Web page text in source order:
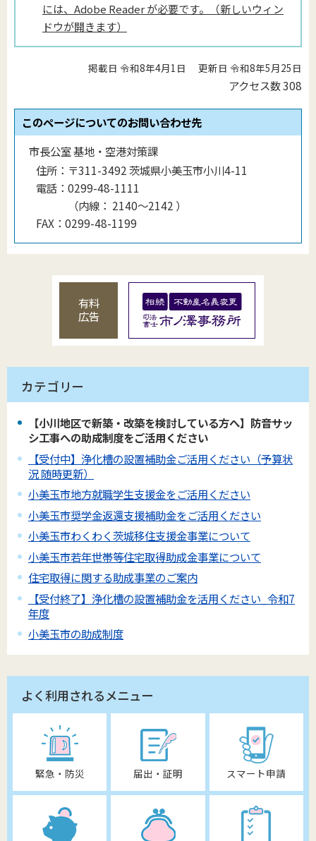
には、Adobe Reader が必要です。（新しいウィン
ドウが開きます）
掲載日 令和8年4月1日 更新日 令和8年5月25日
アクセス数308
このページについてのお問い合わせ先
市長公室 基地・空港対策課
住所： 〒311-3492 茨城県小美玉市小川4-11
電話： 0299-48-1111
（内線 ： 2140〜2142 ）
FAX： 0299-48-1199
有料
広告
カテゴリー
【小川地区で新築・改築を検討している方へ】防音サッ
シ工事への助成制度をご活用ください
【受付中】浄化槽の設置補助金ご活用ください（予算状
況 随時更新）
小美玉市地方就職学生支援金をご活用ください
小美玉市奨学金返還支援補助金をご活用ください
小美玉市わくわく茨城移住支援金事業について
小美玉市若年世帯等住宅取得助成金事業について
住宅取得に関する助成事業のご案内
【受付終了】浄化槽の設置補助金を活用ください_令和7
年度
小美玉市の助成制度
よく利用されるメニュー
緊急・防災 届出・証明 スマート申請